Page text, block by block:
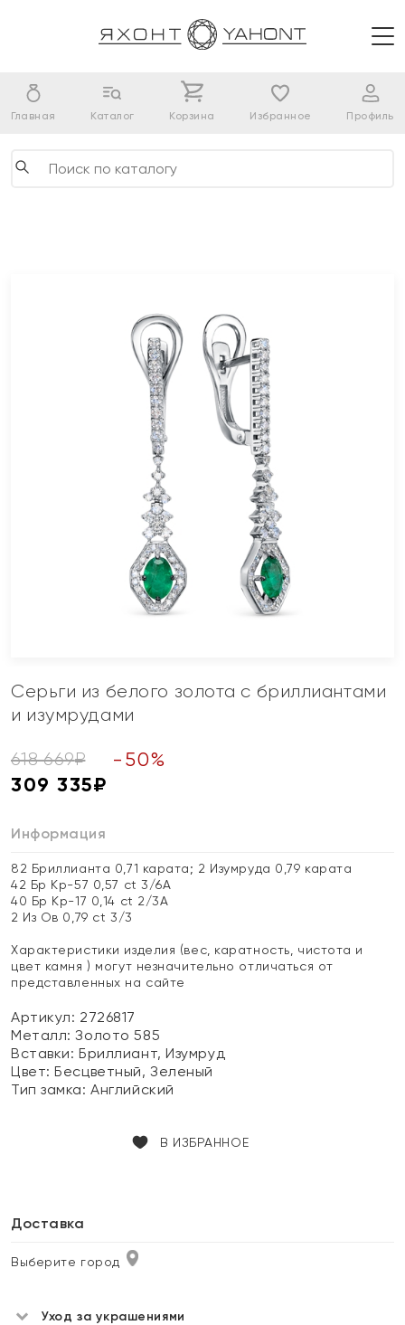
Главная Каталог Корзина Избранное Профиль
Серьги из белого золота с бриллиантами
и изумрудами
618 669₽ - 50%
309 335₽
Информация
82 Бриллианта 0,71 карата; 2 Изумруда 0,79 карата
42 Бр Кр-57 0,57 ct 3/6А
40 Бр Кр-17 0,14 ct 2/3А
2 Из Ов 0,79 ct 3/3
Характеристики изделия (вес, каратность, чистота и
цвет камня ) могут незначительно отличаться от
представленных на сайте
Артикул: 2726817
Металл:Золото 585
Вставки:Бриллиант, Изумруд
Цвет:Бесцветный, Зеленый
Тип замка:Английский
В ИЗБРАННОЕ
Доставка
Выберите город
Уход за украшениями